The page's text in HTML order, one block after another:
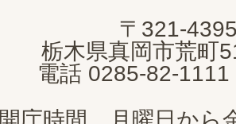
CITY
〒321-
栃木県真岡市荒町
電話 0285-82-1111